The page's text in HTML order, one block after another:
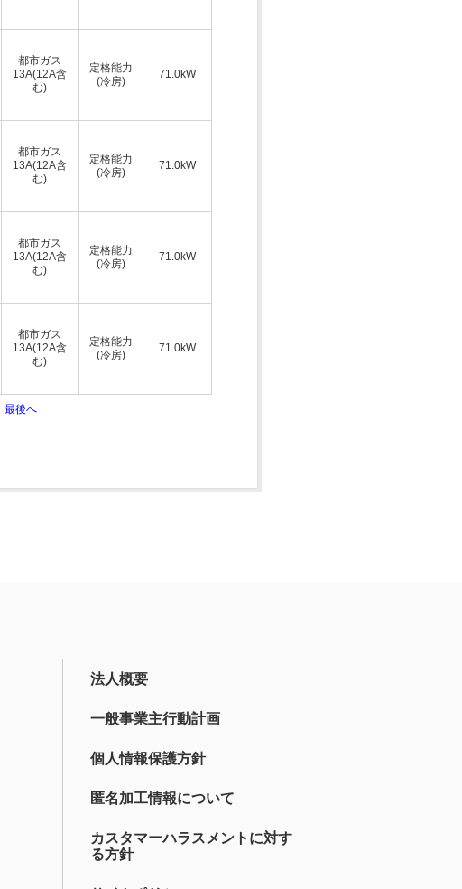
都市ガス
13A(12A含
む)
定格能力
(冷房)
71.0kW
都市ガス
13A(12A含
む)
定格能力
(冷房)
71.0kW
都市ガス
13A(12A含
む)
定格能力
(冷房)
71.0kW
都市ガス
13A(12A含
む)
定格能力
(冷房)
71.0kW
最後へ
法人概要
一般事業主行動計画
個人情報保護方針
匿名加工情報について
カスタマーハラスメントに対す
る方針